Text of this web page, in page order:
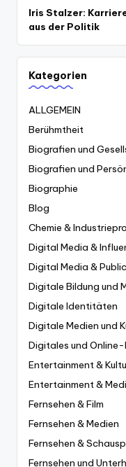
Iris Stalzer:
aus der Politik
Kategorien
ALLGEMEIN
Berühmtheit
Biografien und
Biografien und
Biographie
Blog
Chemie &
Digital Media &
Digital Media &
Digitale Bildung und
Digitale Identitäten
Digitale Medien und
Digitales und
Entertainment &
Entertainment &
Fernsehen & Film
Fernsehen & Medien
Fernsehen &
Fernsehen und